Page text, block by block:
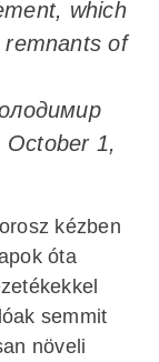
which
of
October 1,
kézben
óta
semmit
növeli